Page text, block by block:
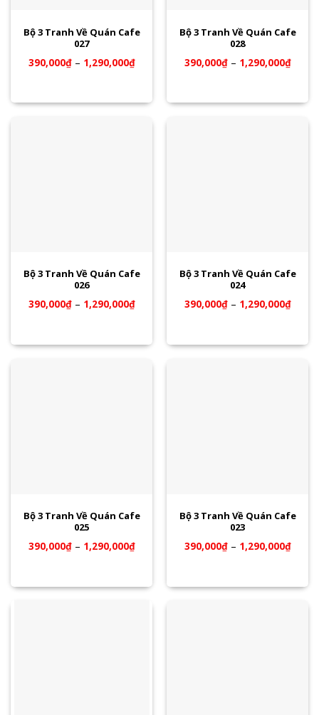
Bộ 3 Tranh Về Quán Cafe
027
390,000₫– 1,290,000₫
Bộ 3 Tranh Về Quán Cafe
028
390,000₫– 1,290,000₫
Bộ 3 Tranh Về Quán Cafe
026
390,000₫– 1,290,000₫
Bộ 3 Tranh Về Quán Cafe
024
390,000₫– 1,290,000₫
Bộ 3 Tranh Về Quán Cafe
025
390,000₫– 1,290,000₫
Bộ 3 Tranh Về Quán Cafe
023
390,000₫– 1,290,000₫